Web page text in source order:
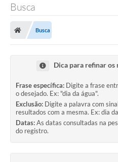
Busca
Busca
Dica para refinar
Frase específica: Digite a frase
o desejado. Ex: "dia da água".
Exclusão: Digite a palavra com
resultados com a mesma. Ex: dia
Datas:As datas consultadas na
do registro.